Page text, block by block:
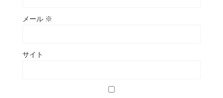
メール ※
サイト